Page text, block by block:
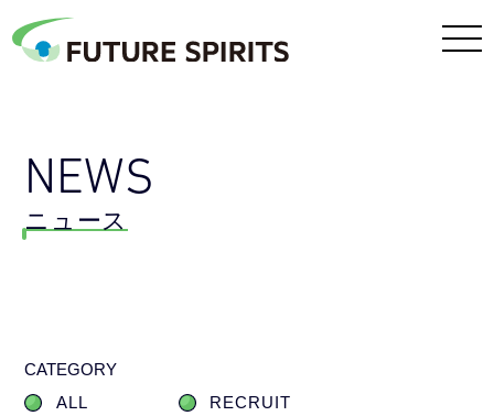
NEWS
ニュース
CATEGORY
ALL
RECRUIT